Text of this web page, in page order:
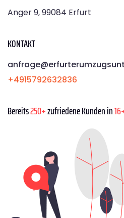
Anger 9, 99084 Erfurt
KONTAKT
+4915792632836
Bereits250+zufriedene Kunden in